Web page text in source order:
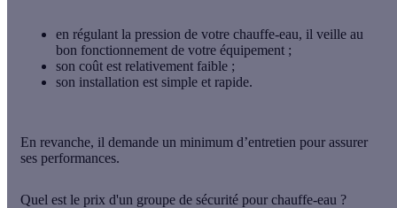
en régulant la pression de votre chauffe-eau, il veille au
bon fonctionnement de votre équipement ;
son coût est relativement faible ;
son installation est simple et rapide.
En revanche, il demande un minimum d’entretien pour assurer
ses performances.
Quel est le prix d'un groupe de sécurité pour chauffe-eau ?